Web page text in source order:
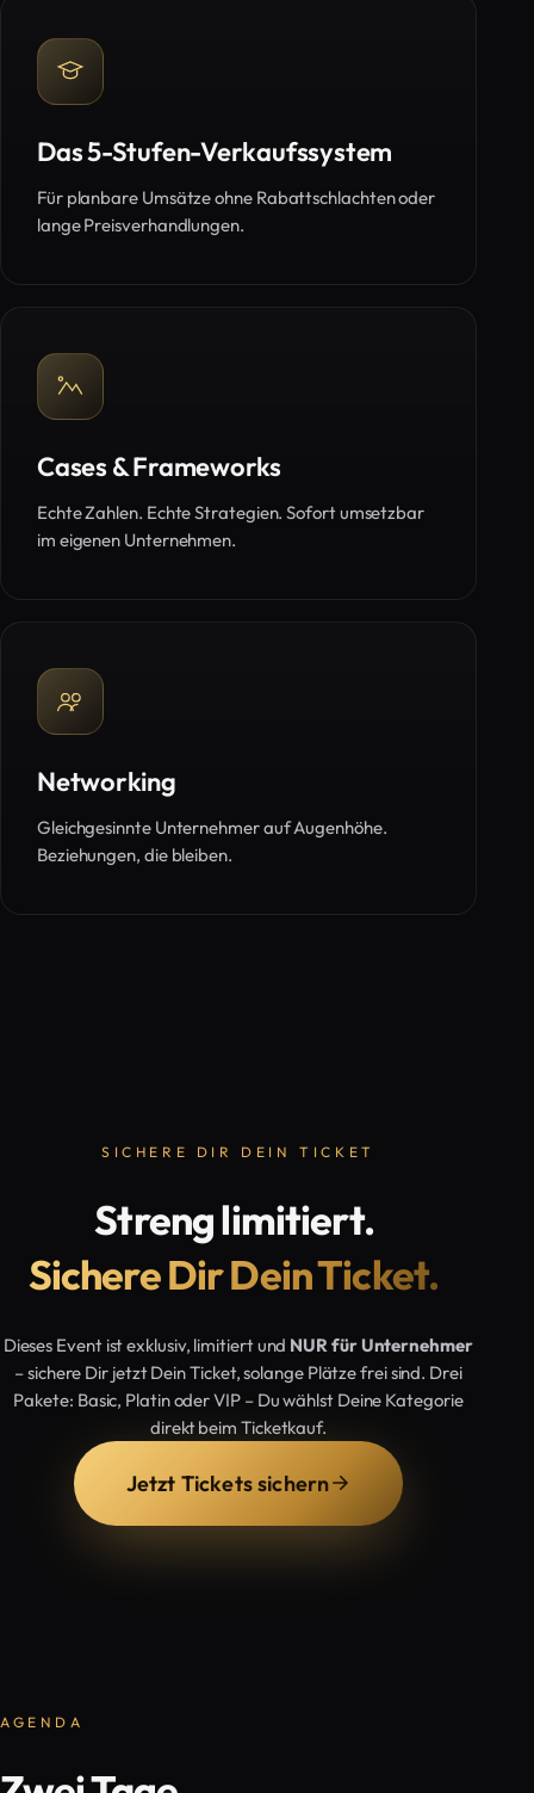
Das 5-Stufen-Verkaufssystem
Für planbare Umsätze ohne Rabattschlachten oder
lange Preisverhandlungen.
Cases & Frameworks
Echte Zahlen. Echte Strategien. Sofort umsetzbar
im eigenen Unternehmen.
Networking
Gleichgesinnte Unternehmer auf Augenhöhe.
Beziehungen, die bleiben.
SICHERE DIR DEIN TICKET
Streng limitiert.
Sichere Dir Dein Ticket.
Dieses Event ist exklusiv, limitiert und NUR für Unternehmer
– sichere Dir jetzt Dein Ticket, solange Plätze frei sind. Drei
Pakete: Basic, Platin oder VIP – Du wählst Deine Kategorie
direkt beim Ticketkauf.
Jetzt Tickets sichern
AGENDA